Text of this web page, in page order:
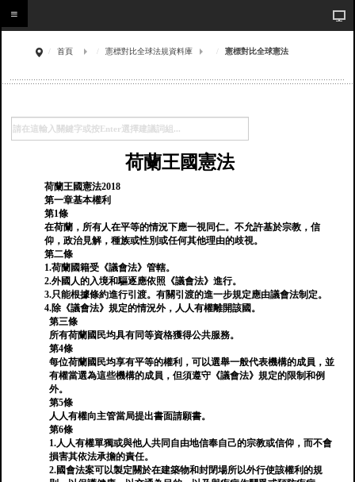
首頁 憲標對比全球法規資料庫 憲標對比全球憲法
荷蘭王國憲法
荷蘭王國憲法2018
第一章基本權利
第1條
在荷蘭，所有人在平等的情況下應一視同仁。不允許基於宗教，信
仰，政治見解，種族或性別或任何其他理由的歧視。
第二條
1.荷蘭國籍受《議會法》管轄。
2.外國人的入境和驅逐應依照《議會法》進行。
3.只能根據條約進行引渡。有關引渡的進一步規定應由議會法制定。
4.除《議會法》規定的情況外，人人有權離開該國。
第三條
所有荷蘭國民均具有同等資格獲得公共服務。
第4條
每位荷蘭國民均享有平等的權利，可以選舉一般代表機構的成員，並
有權當選為這些機構的成員，但須遵守《議會法》規定的限制和例
外。
第5條
人人有權向主管當局提出書面請願書。
第6條
1.人人有權單獨或與他人共同自由地信奉自己的宗教或信仰，而不會
損害其依法承擔的責任。
2.國會法案可以製定關於在建築物和封閉場所以外行使該權利的規